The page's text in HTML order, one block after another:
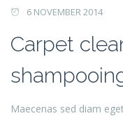
6 NOVEMBER 2014
Carpet
Maecenas sed diam